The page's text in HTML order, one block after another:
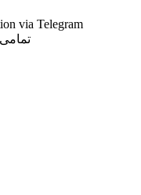
via Telegram